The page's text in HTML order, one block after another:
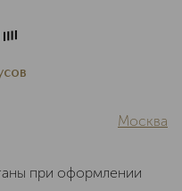
Москва
при оформлении